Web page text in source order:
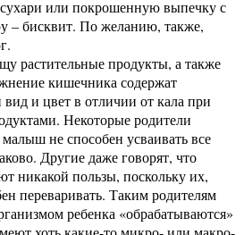
или покрошенную выпечку с
– бисквит. По желанию, также,
растительные продукты, а также
кишечника содержат
и цвет в отличии от кала при
Некоторые родители
малыш не способен усваивать все
Другие даже говорят, что
никакой пользы, поскольку их,
переваривать. Таким родителям
ребенка «обрабатываются»